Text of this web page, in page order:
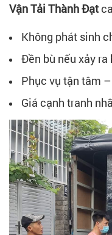
Vận Tải Thành Đạt
Không phát sinh
Đền bù nếu xảy ra
Phục vụ tận tâm
Giá cạnh tranh